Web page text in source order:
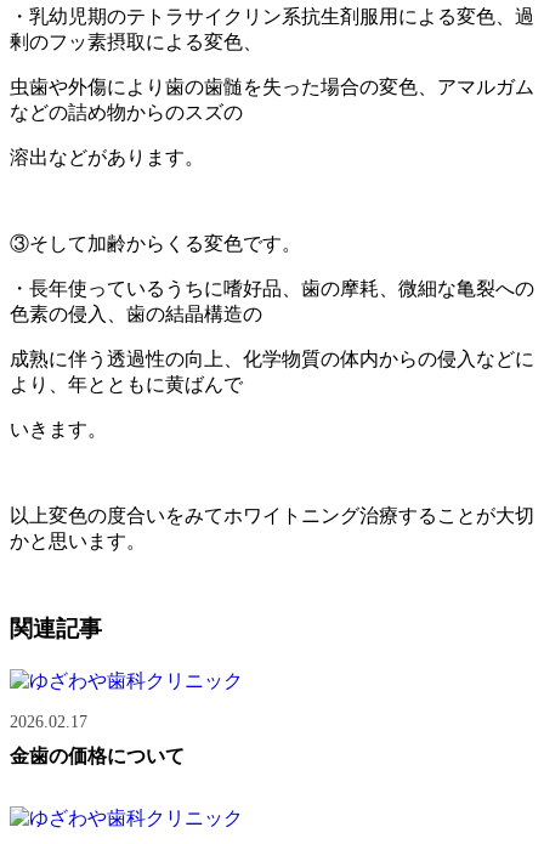
・乳幼児期のテトラサイクリン系抗生剤服用による変色、過
剰のフッ素摂取による変色、
虫歯や外傷により歯の歯髄を失った場合の変色、アマルガム
などの詰め物からのスズの
溶出などがあります。
③そして加齢からくる変色です。
・長年使っているうちに嗜好品、歯の摩耗、微細な亀裂への
色素の侵入、歯の結晶構造の
成熟に伴う透過性の向上、化学物質の体内からの侵入などに
より、年とともに黄ばんで
いきます。
以上変色の度合いをみてホワイトニング治療することが大切
かと思います。
関連記事
2026.02.17
金歯の価格について